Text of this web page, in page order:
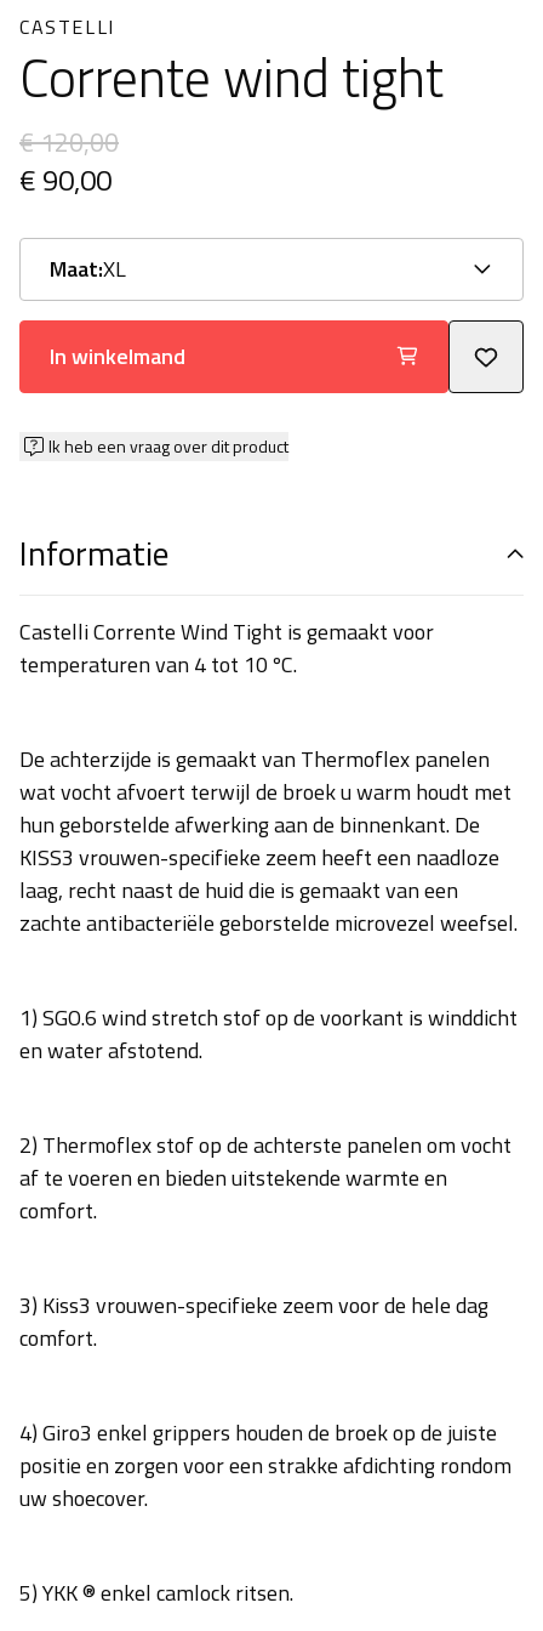
CASTELLI
Corrente wind tight
€ 120,00
€ 90,00
Maat:XL
In winkelmand
Ik heb een vraag over dit product
Informatie
Castelli Corrente Wind Tight is gemaakt voor
temperaturen van 4 tot 10 ºC.
De achterzijde is gemaakt van Thermoflex panelen
wat vocht afvoert terwijl de broek u warm houdt met
hun geborstelde afwerking aan de binnenkant. De
KISS3 vrouwen-specifieke zeem heeft een naadloze
laag, recht naast de huid die is gemaakt van een
zachte antibacteriële geborstelde microvezel weefsel.
1) SGO.6 wind stretch stof op de voorkant is winddicht
en water afstotend.
2) Thermoflex stof op de achterste panelen om vocht
af te voeren en bieden uitstekende warmte en
comfort.
3) Kiss3 vrouwen-specifieke zeem voor de hele dag
comfort.
4) Giro3 enkel grippers houden de broek op de juiste
positie en zorgen voor een strakke afdichting rondom
uw shoecover.
5) YKK ® enkel camlock ritsen.